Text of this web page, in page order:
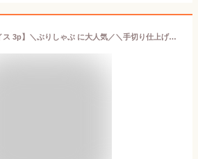
【冷凍 ぶり スライス 3p】＼ぶりしゃぶ に大人気／＼手切り仕上げ／鹿児島産 冷凍 鰤 スライス 3パック(お刺身・しゃぶしゃぶ) プレゼント ギフト 贈答用にも 寒ブリ buri